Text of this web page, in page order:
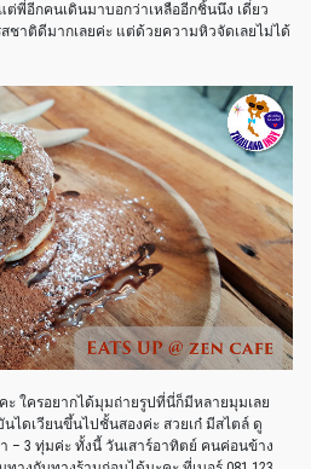
พี่อีกคนเดินมาบอกว่าเหลืออีกชิ้นนึง เดี๋ยว
ชาติดีมากเลยค่ะ แต่ด้วยความหิวจัดเลยไม่ได้
ใครอยากได้มุมถ่ายรูปที่นี่ก็มีหลายมุมเลย
ไดเวียนขึ้นไปชั้นสองค่ะ สวยเก๋ มีสไตล์ ดู
– 3 ทุ่มค่ะ ทั้งนี้ วันเสาร์อาทิตย์ คนค่อนข้าง